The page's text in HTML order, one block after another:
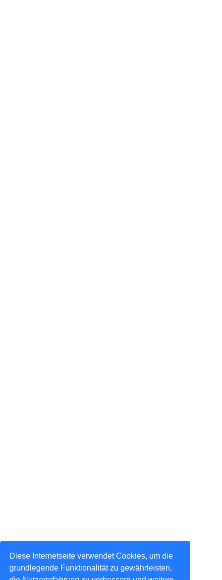
Diese Internetseite verwendet Cookies, um die
grundlegende Funktionalität zu gewährleisten,